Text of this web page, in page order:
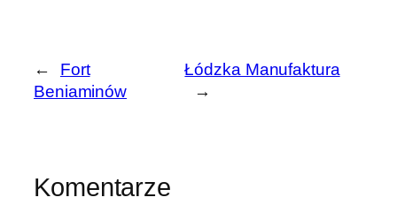
←
Fort
Beniaminów
Łódzka Manufaktura
→
Komentarze